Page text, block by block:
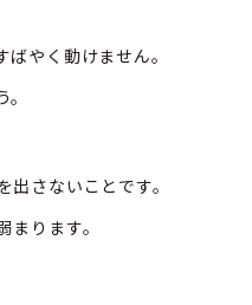
やく動けません。
さないことです。
ります。